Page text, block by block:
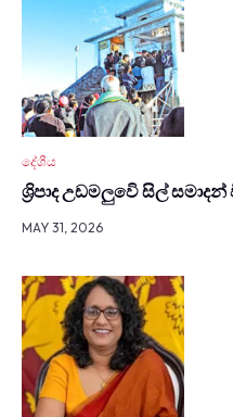
දේශීය
ශ්‍රිපාද උඩමලුවෙි සිල්
MAY 31, 2026